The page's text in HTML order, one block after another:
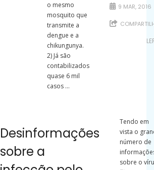
o mesmo
mosquito que
transmite a
dengue e a
chikungunya.
2) Já são
contabilizados
quase 6 mil
casos ...
9 MAR, 2016
Desinformações
sobre a
Tendo em
vista o
número de
sobre o